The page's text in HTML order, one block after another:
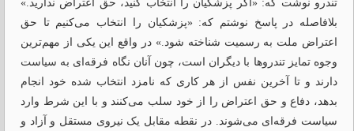
تندرو نوشت که: «اگر پزشکیان را انتخاب کنید، حق اعتراض ندارید.»
بلافاصله در پاسخ نوشتم که: «پزشکیان را انتخاب می‌کنیم تا حق
اعتراض ملت به رسمیت شناخته شود.» در واقع این یکی از مهم‌ترین
وجوه تمایز تندروها با دیگران است، چون آنان نگاه فرقه‌ای به سیاست
دارند و تا آخرین نفس از هر کاری که نامزد انتخاب شده خود انجام
بدهد، دفاع و حق اعتراض را از خود سلب می‌کنند و با این شرط وارد
سیاست فرقه‌ای می‌شوند. در نقطه مقابل یک نیروی مستقل و آزاد و